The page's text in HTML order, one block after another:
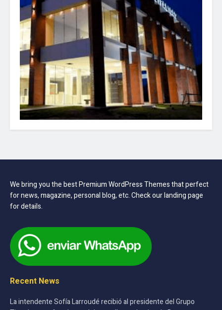
We bring you the best Premium WordPress Themes that perfect
for news, magazine, personal blog, etc. Check our landing page
for details.
Recent News
La intendente Sofía Larroudé recibió al presidente del Grupo